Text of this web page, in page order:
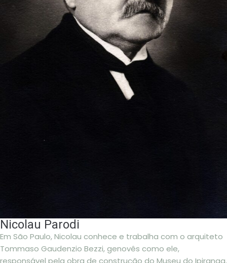
Nicolau Parodi
Em São Paulo, Nicolau conhece e trabalha com o arquiteto
Tommaso Gaudenzio Bezzi, genovês como ele,